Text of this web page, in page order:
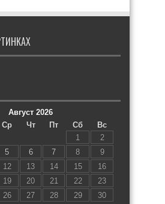
Август 2026
Ср Чт Пт Сб
Вс
1
2
5 6 7 8
9
12 13 14 15
16
19 20 21 22
23
26 27 28 29
30